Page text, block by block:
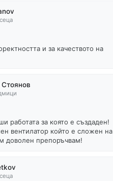
и за качеството на
работата за която е създаден!
вентилатор който е сложен на
доволен препоръчвам!